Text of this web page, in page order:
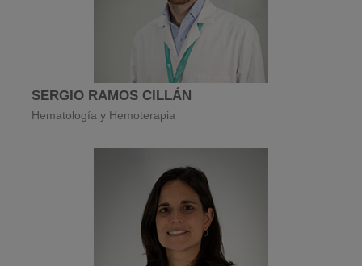
SERGIO RAMOS CILLÁN
Hematología y Hemoterapia